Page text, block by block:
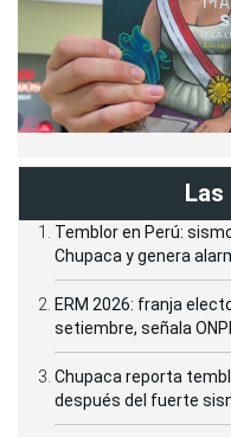
Las
Temblor en Perú:
Chupaca y genera
ERM 2026: franja
setiembre, señala
Chupaca reporta
después del fuerte